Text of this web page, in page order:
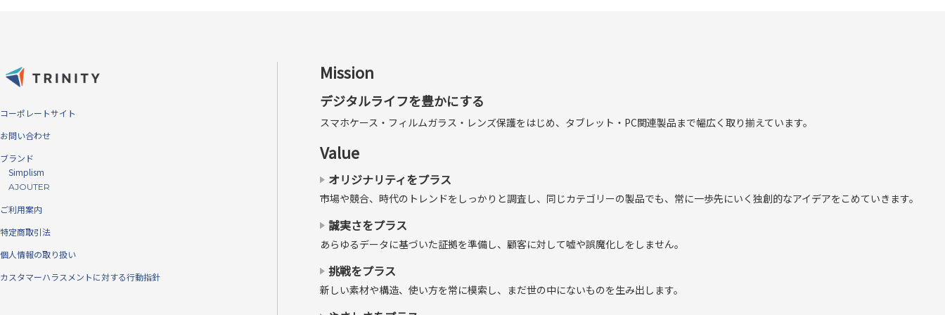
ケースと一緒に使える
端末に本製品とつけたまま、お気に入りのケースとの併用が可能です。
気泡ゼロの「バブルレス®」仕様
貼り付け時に気泡が入ってしまった場合でも、柔らかいフィルムの特性により、気泡を中央から端に押し出しやす
コーポレートサイト
お問い合わせ
ブランド
Simplism
AJOUTER
ご利用案内
特定商取引法
個人情報の取り扱い
カスタマーハラスメントに対する行動指針
Mission
デジタルライフを豊かにする
スマホケース・フィルムガラス・レンズ保護をはじめ、タブレット・PC関連製品まで幅広く取り揃えています。
Value
オリジナリティをプラス
市場や競合、時代のトレンドをしっかりと調査し、同じカテゴリーの製品でも、常に一歩先にいく独創的なアイデアをこめていきます。
誠実さをプラス
あらゆるデータに基づいた証拠を準備し、顧客に対して嘘や誤魔化しをしません。
挑戦をプラス
新しい素材や構造、使い方を常に模索し、まだ世の中にないものを生み出します。